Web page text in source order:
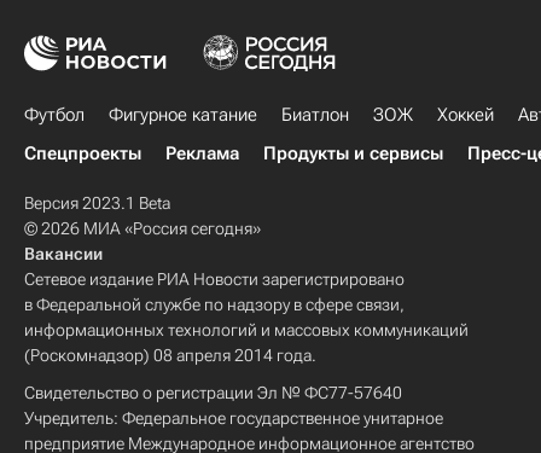
Футбол Фигурное катание Биатлон ЗОЖ Хоккей
Спецпроекты
Реклама Продукты и сервисы Пресс-
Версия 2023.1 Beta
© 2026 МИА «Россия сегодня»
Вакансии
Сетевое издание РИА Новости зарегистрировано
в Федеральной службе по надзору в сфере связи,
информационных технологий и массовых коммуникаций
(Роскомнадзор) 08 апреля 2014 года.
Свидетельство о регистрации Эл № ФС77-57640
Учредитель: Федеральное государственное унитарное
предприятие Международное информационное агентство